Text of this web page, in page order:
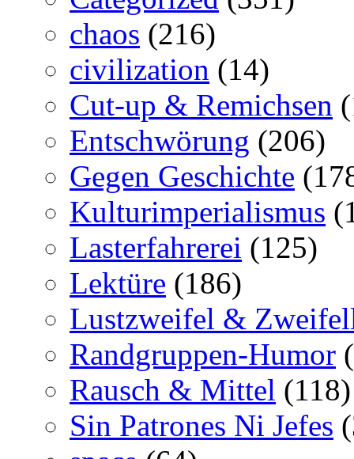
chaos (216)
civilization (14)
Cut-up & Remichsen
Entschwörung (206)
Gegen Geschichte
Kulturimperialismus
Lasterfahrerei (125)
Lektüre (186)
Lustzweifel &
Randgruppen-Humor
Rausch & Mittel (118)
Sin Patrones Ni Jefes